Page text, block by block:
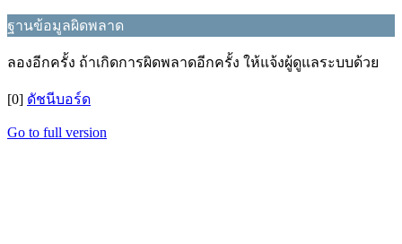
ฐานข้อมูลผิดพลาด
ลองอีกครั้ง ถ้าเกิดการผิดพลาดอีกครั้ง ให้แจ้งผู้ดูแลระบบด้วย
[0] ดัชนีบอร์ด
Go to full version